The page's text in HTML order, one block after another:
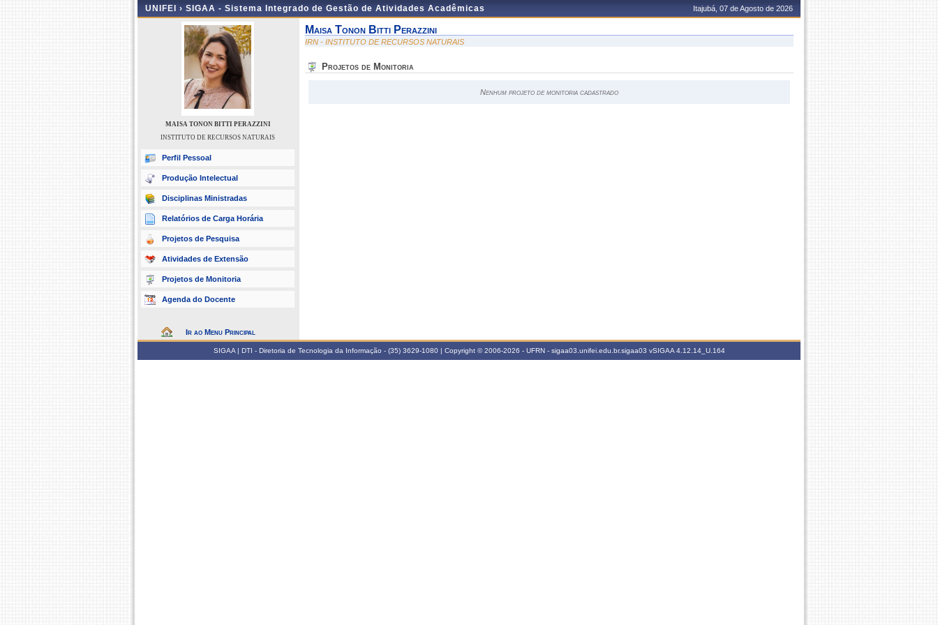
UNIFEI › SIGAA - Sistema Integrado de Gestão de Atividades Acadêmicas Itajubá, 07 de Agosto de 2026
MAISA TONON BITTI PERAZZINI
INSTITUTO DE RECURSOS NATURAIS
Perfil Pessoal
Produção Intelectual
Disciplinas Ministradas
Relatórios de Carga Horária
Projetos de Pesquisa
Atividades de Extensão
Projetos de Monitoria
Agenda do Docente
Ir ao Menu Principal
Maisa Tonon Bitti Perazzini
IRN - INSTITUTO DE RECURSOS NATURAIS
Projetos de Monitoria
Nenhum projeto de monitoria cadastrado
SIGAA | DTI - Diretoria de Tecnologia da Informação - (35) 3629-1080 | Copyright © 2006-2026 - UFRN - sigaa03.unifei.edu.br.sigaa03 vSIGAA 4.12.14_U.164